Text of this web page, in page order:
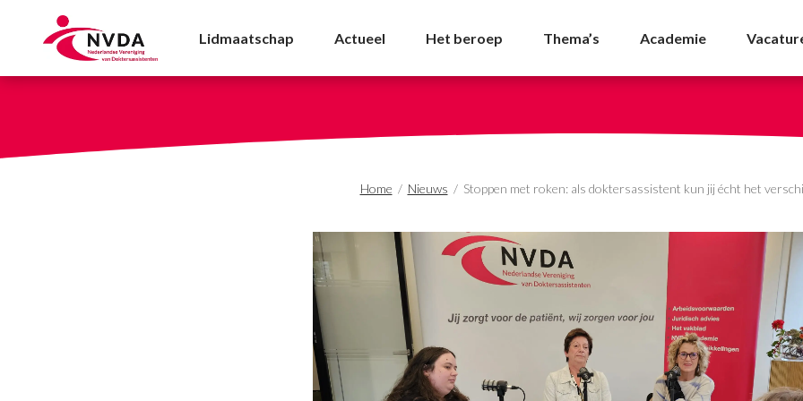
Stoppen met roken: als doktersassistent kun
Lidmaatschap Actueel Het beroep Thema’s Academie
Home / Nieuws / Stoppen met roken: als doktersassistent kun jij écht het